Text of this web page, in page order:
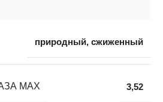
природный,сжиженный
MAX 3,52